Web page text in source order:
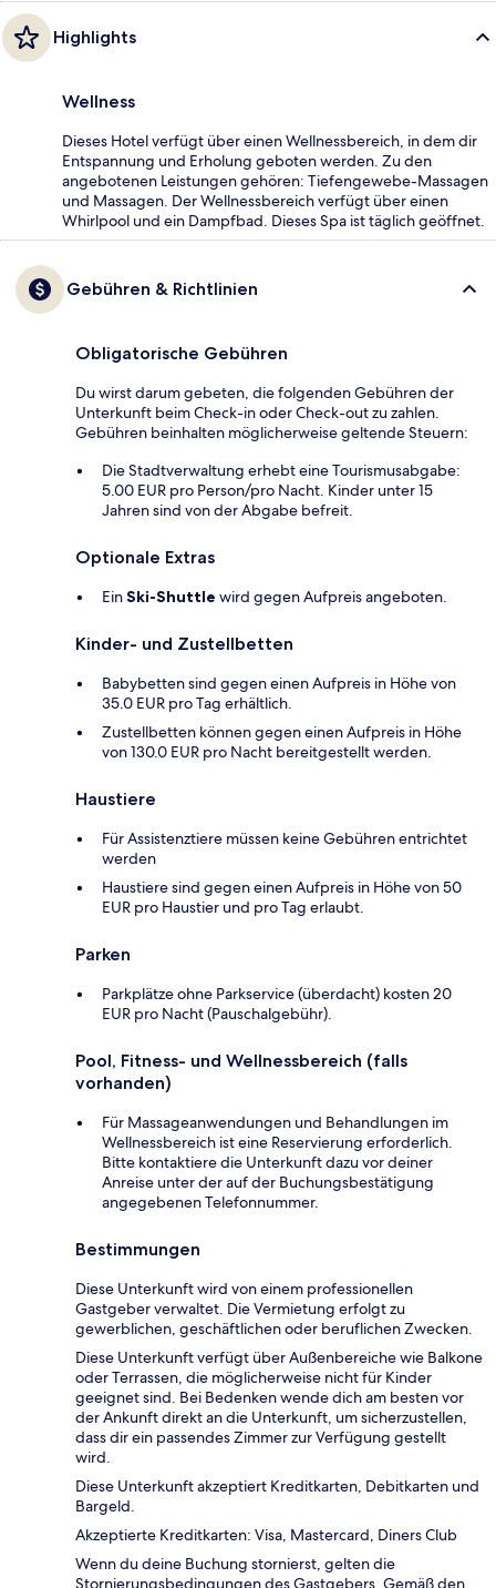
Highlights
Wellness
Dieses Hotel verfügt über einen Wellnessbereich, in dem dir
Entspannung und Erholung geboten werden. Zu den
angebotenen Leistungen gehören: Tiefengewebe-Massagen
und Massagen. Der Wellnessbereich verfügt über einen
Whirlpool und ein Dampfbad. Dieses Spa ist täglich geöffnet.
Gebühren & Richtlinien
Obligatorische Gebühren
Du wirst darum gebeten, die folgenden Gebühren der
Unterkunft beim Check-in oder Check-out zu zahlen.
Gebühren beinhalten möglicherweise geltende Steuern:
Die Stadtverwaltung erhebt eine Tourismusabgabe:
5.00 EUR pro Person/pro Nacht. Kinder unter 15
Jahren sind von der Abgabe befreit.
Optionale Extras
EinSki-Shuttle wird gegen Aufpreis angeboten.
Kinder- und Zustellbetten
Babybetten sind gegen einen Aufpreis in Höhe von
35.0 EUR pro Tag erhältlich.
Zustellbetten können gegen einen Aufpreis in Höhe
von 130.0 EUR pro Nacht bereitgestellt werden.
Haustiere
Für Assistenztiere müssen keine Gebühren entrichtet
werden
Haustiere sind gegen einen Aufpreis in Höhe von 50
EUR pro Haustier und pro Tag erlaubt.
Parken
Parkplätze ohne Parkservice (überdacht) kosten 20
EUR pro Nacht (Pauschalgebühr).
Pool, Fitness- und Wellnessbereich (falls
vorhanden)
Für Massageanwendungen und Behandlungen im
Wellnessbereich ist eine Reservierung erforderlich.
Bitte kontaktiere die Unterkunft dazu vor deiner
Anreise unter der auf der Buchungsbestätigung
angegebenen Telefonnummer.
Bestimmungen
Diese Unterkunft wird von einem professionellen
Gastgeber verwaltet. Die Vermietung erfolgt zu
gewerblichen, geschäftlichen oder beruflichen Zwecken.
Diese Unterkunft verfügt über Außenbereiche wie Balkone
oder Terrassen, die möglicherweise nicht für Kinder
geeignet sind. Bei Bedenken wende dich am besten vor
der Ankunft direkt an die Unterkunft, um sicherzustellen,
dass dir ein passendes Zimmer zur Verfügung gestellt
wird.
Diese Unterkunft akzeptiert Kreditkarten, Debitkarten und
Bargeld.
Akzeptierte Kreditkarten: Visa, Mastercard, Diners Club
Wenn du deine Buchung stornierst, gelten die
Stornierungsbedingungen des Gastgebers. Gemäß den